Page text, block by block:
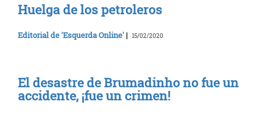
Huelga de los petroleros
Editorial de 'Esquerda Online' | 15/02/2020
El desastre de Brumadinho no fue un
accidente, ¡fue un crimen!